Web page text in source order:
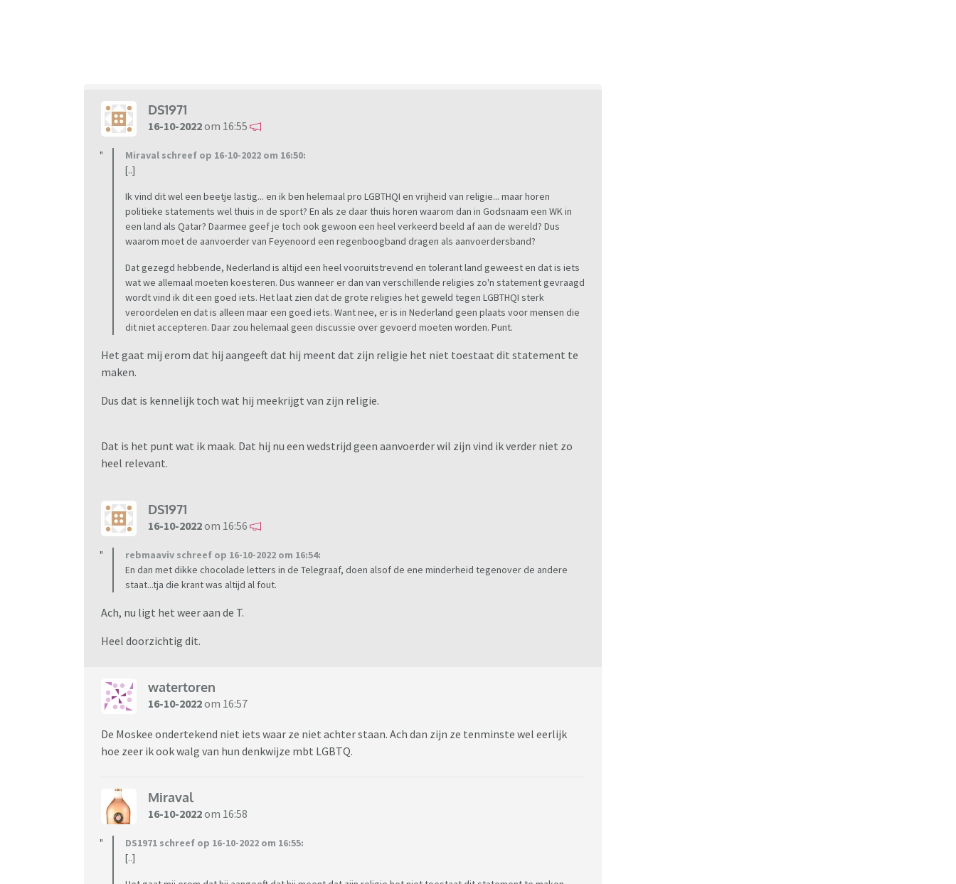
DS1971
16-10-2022om 16:55
Miraval schreef op 16-10-2022 om 16:50:
[..]
Ik vind dit wel een beetje lastig... en ik ben helemaal pro LGBTHQI en vrijheid van religie... maar horen
politieke statements wel thuis in de sport? En als ze daar thuis horen waarom dan in Godsnaam een WK in
een land als Qatar? Daarmee geef je toch ook gewoon een heel verkeerd beeld af aan de wereld? Dus
waarom moet de aanvoerder van Feyenoord een regenboogband dragen als aanvoerdersband?
Dat gezegd hebbende, Nederland is altijd een heel vooruitstrevend en tolerant land geweest en dat is iets
wat we allemaal moeten koesteren. Dus wanneer er dan van verschillende religies zo'n statement gevraagd
wordt vind ik dit een goed iets. Het laat zien dat de grote religies het geweld tegen LGBTHQI sterk
veroordelen en dat is alleen maar een goed iets. Want nee, er is in Nederland geen plaats voor mensen die
dit niet accepteren. Daar zou helemaal geen discussie over gevoerd moeten worden. Punt.
Het gaat mij erom dat hij aangeeft dat hij meent dat zijn religie het niet toestaat dit statement te
maken.
Dus dat is kennelijk toch wat hij meekrijgt van zijn religie.
Dat is het punt wat ik maak. Dat hij nu een wedstrijd geen aanvoerder wil zijn vind ik verder niet zo
heel relevant.
DS1971
16-10-2022om 16:56
rebmaaviv schreef op 16-10-2022 om 16:54:
En dan met dikke chocolade letters in de Telegraaf, doen alsof de ene minderheid tegenover de andere
staat...tja die krant was altijd al fout.
Ach, nu ligt het weer aan de T.
Heel doorzichtig dit.
watertoren
16-10-2022om 16:57
De Moskee ondertekend niet iets waar ze niet achter staan. Ach dan zijn ze tenminste wel eerlijk
hoe zeer ik ook walg van hun denkwijze mbt LGBTQ.
Miraval
16-10-2022om 16:58
DS1971 schreef op 16-10-2022 om 16:55:
[..]